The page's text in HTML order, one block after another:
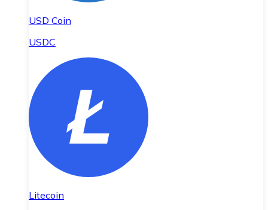
USD Coin
USDC
Litecoin